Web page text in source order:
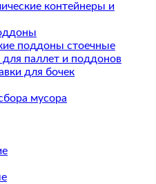
контейнеры и
поддоны стоечные
паллет и поддонов
для бочек
мусора